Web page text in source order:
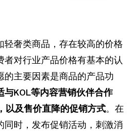
轻奢类商品，存在较高的价格
者对行业产品价格有基本的认
的主要因素是商品的产品功
与KOL等内容营销伙伴合作
以及售价直降的促销方式。在
同时，发布促销活动，刺激消